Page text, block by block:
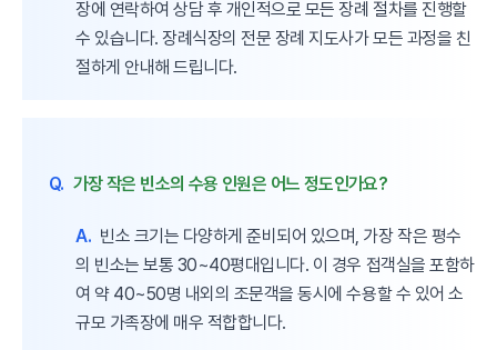
장에 연락하여 상담 후 개인적으로 모든 장례 절차를 진행할
수 있습니다. 장례식장의 전문 장례 지도사가 모든 과정을 친
절하게 안내해 드립니다.
Q. 가장 작은 빈소의 수용 인원은 어느 정도인가요?
A. 빈소 크기는 다양하게 준비되어 있으며, 가장 작은 평수
의 빈소는 보통 30~40평대입니다. 이 경우 접객실을 포함하
여 약 40~50명 내외의 조문객을 동시에 수용할 수 있어 소
규모 가족장에 매우 적합합니다.